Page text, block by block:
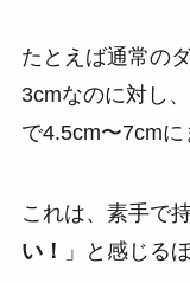
たとえば通常の
3cmなのに対し
で4.5cm〜7cmに
これは、素手で
い！
」と感じるほ